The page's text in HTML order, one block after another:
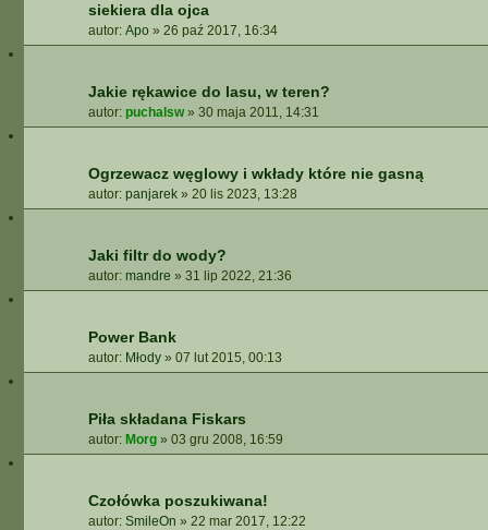
siekiera dla ojca
autor: Apo » 26 paź 2017, 16:34
Jakie rękawice do lasu, w teren?
autor: puchalsw» 30 maja 2011, 14:31
Ogrzewacz węglowy i wkłady które nie gasną
autor: panjarek » 20 lis 2023, 13:28
Jaki filtr do wody?
autor: mandre » 31 lip 2022, 21:36
Power Bank
autor: Młody » 07 lut 2015, 00:13
Piła składana Fiskars
autor: Morg » 03 gru 2008, 16:59
Czołówka poszukiwana!
autor: SmileOn » 22 mar 2017, 12:22